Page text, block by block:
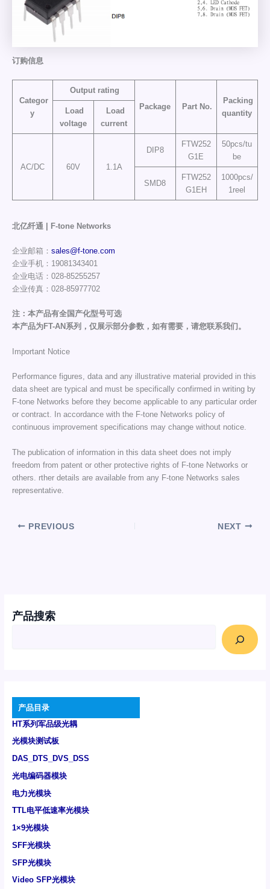
产品搜索
产品目录
HT系列军品级光耦
光模块测试板
DAS_DTS_DVS_DSS
光电编码器模块
电力光模块
TTL电平低速率光模块
1×9光模块
SFF光模块
SFP光模块
Video SFP光模块
订购信息
Categor
y
Output rating
Package
Part No.
Packing
quantity
Load
voltage
Load
current
AC/DC 60V 1.1A
DIP8
FTW252
G1E
50pcs/tu
be
SMD8
FTW252
G1EH
1000pcs/
1reel
北亿纤通 | F-tone Networks
企业邮箱： sales@f-tone.com
企业手机：19081343401
企业电话：028-85255257
企业传真：028-85977702
注：本产品有全国产化型号可选
本产品为FT-AN系列，仅展示部分参数，如有需要，请您联系我们。
Important Notice
Performance figures, data and any illustrative material provided in this
data sheet are typical and must be specifically confirmed in writing by
F-tone Networks before they become applicable to any particular order
or contract. In accordance with the F-tone Networks policy of
continuous improvement specifications may change without notice.
The publication of information in this data sheet does not imply
freedom from patent or other protective rights of F-tone Networks or
others. rther details are available from any F-tone Networks sales
representative.
PREVIOUS NEXT